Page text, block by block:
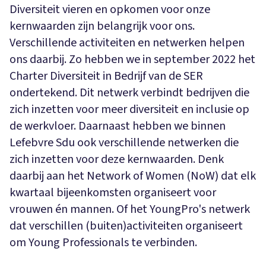
Diversiteit vieren en opkomen voor onze
kernwaarden zijn belangrijk voor ons.
Verschillende activiteiten en netwerken helpen
ons daarbij. Zo hebben we in september 2022 het
Charter Diversiteit in Bedrijf van de SER
ondertekend. Dit netwerk verbindt bedrijven die
zich inzetten voor meer diversiteit en inclusie op
de werkvloer. Daarnaast hebben we binnen
Lefebvre Sdu ook verschillende netwerken die
zich inzetten voor deze kernwaarden. Denk
daarbij aan het Network of Women (NoW) dat elk
kwartaal bijeenkomsten organiseert voor
vrouwen én mannen. Of het YoungPro's netwerk
dat verschillen (buiten)activiteiten organiseert
om Young Professionals te verbinden.